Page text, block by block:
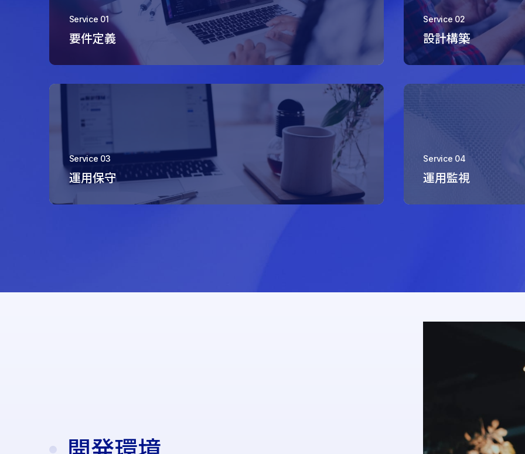
Service 01
要件定義
Service 02
設計構築
Service 03
運用保守
Service 04
運用監視